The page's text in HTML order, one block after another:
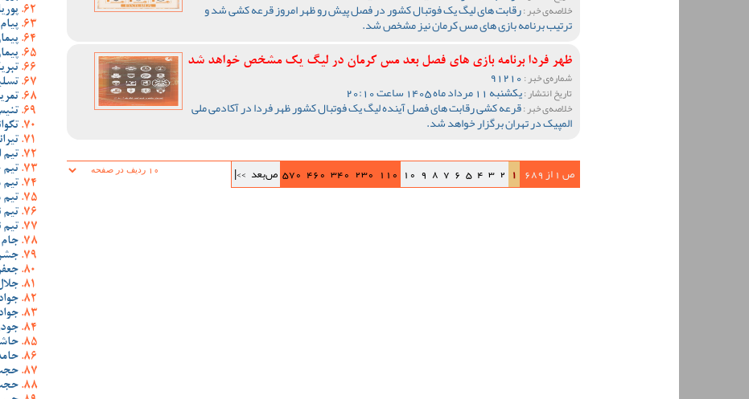
خلاصه‌ی خبر :رقابت های لیگ یک فوتبال کشور در فصل پیش رو ظهر امروز قرعه کشی شد و
ترتیب برنامه بازی های مس کرمان نیز مشخص شد.
ظهر فردا برنامه بازی های فصل بعد مس کرمان در لیگ یک مشخص خواهد شد
شماره‌ی خبر :
تاریخ انتشار :یکشنبه 11 مرداد ماه 1405 ساعت 20:10
خلاصه‌ی خبر :قرعه کشی رقابت های فصل آینده لیگ یک فوتبال کشور ظهر فردا در آکادمی ملی
المپیک در تهران برگزار خواهد شد.
ص 1 از 689 1
2
3
4
5
6
7
8
9
10
110
230
340
460
570 ص‌بعد >>|
تیم
تیم
تیم